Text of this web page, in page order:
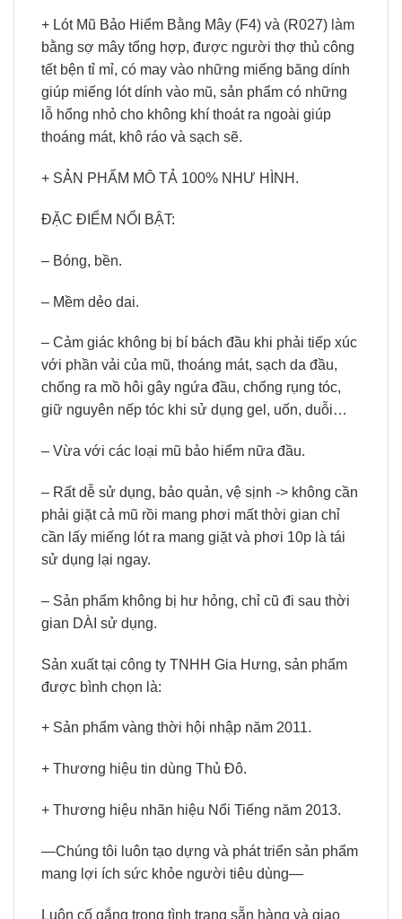
+ Lót Mũ Bảo Hiểm Bằng Mây (F4) và (R027) làm
bằng sợ mây tổng hợp, được người thợ thủ công
tết bện tỉ mỉ, có may vào những miếng băng dính
giúp miếng lót dính vào mũ, sản phẩm có những
lỗ hổng nhỏ cho không khí thoát ra ngoài giúp
thoáng mát, khô ráo và sạch sẽ.
+ SẢN PHẨM MÔ TẢ 100% NHƯ HÌNH.
ĐẶC ĐIỂM NỔI BẬT:
– Bóng, bền.
– Mềm dẻo dai.
– Cảm giác không bị bí bách đầu khi phải tiếp xúc
với phần vải của mũ, thoáng mát, sạch da đầu,
chống ra mồ hôi gây ngứa đầu, chống rụng tóc,
giữ nguyên nếp tóc khi sử dụng gel, uốn, duỗi…
– Vừa với các loại mũ bảo hiểm nữa đầu.
– Rất dễ sử dụng, bảo quản, vệ sịnh -> không cần
phải giặt cả mũ rồi mang phơi mất thời gian chỉ
cần lấy miếng lót ra mang giặt và phơi 10p là tái
sử dụng lại ngay.
– Sản phẩm không bị hư hỏng, chỉ cũ đi sau thời
gian DÀI sử dụng.
Sản xuất tại công ty TNHH Gia Hưng, sản phẩm
được bình chọn là:
+ Sản phẩm vàng thời hội nhập năm 2011.
+ Thương hiệu tin dùng Thủ Đô.
+ Thương hiệu nhãn hiệu Nổi Tiếng năm 2013.
—Chúng tôi luôn tạo dựng và phát triển sản phẩm
mang lợi ích sức khỏe người tiêu dùng—
Luôn cố gắng trong tình trạng sẵn hàng và giao